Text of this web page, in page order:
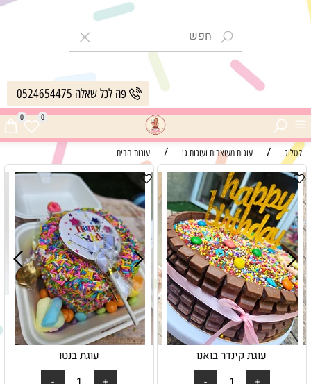
פה לכל שאלה 0524654475
0 0
קטלוג / עוגות מעוצבות ועוגות גן / עוגות הבית
עוגת קינדר בואנו עוגת בנטו